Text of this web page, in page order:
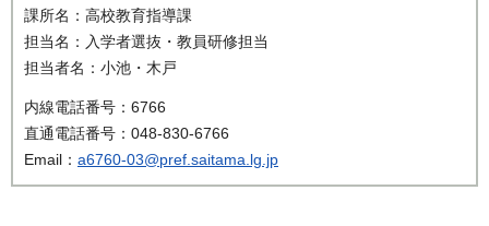
課所名：高校教育指導課
担当名：入学者選抜・教員研修担当
担当者名：小池・木戸
内線電話番号：6766
直通電話番号：048-830-6766
Email： a6760-03@pref.saitama.lg.jp